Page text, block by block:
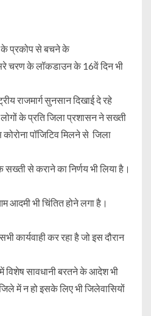
के प्रकोप से बचने के
चरण के लॉकडाउन के 16वें दिन भी
राजमार्ग सुनसान दिखाई दे रहे
के प्रति जिला प्रशासन ने सख्ती
पॉजिटिव मिलने से जिला
से कराने का निर्णय भी लिया है।
आदमी भी चिंतित होने लगा है।
कार्यवाही कर रहा है जो इस दौरान
विशेष सावधानी बरतने के आदेश भी
में न हो इसके लिए भी जिलेवासियों